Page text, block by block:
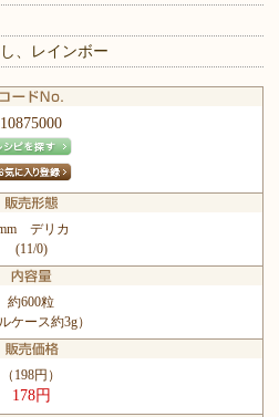
、レインボー
10875000
デリカ
(11/0)
約600粒
ケース約3g）
（198円）
178円